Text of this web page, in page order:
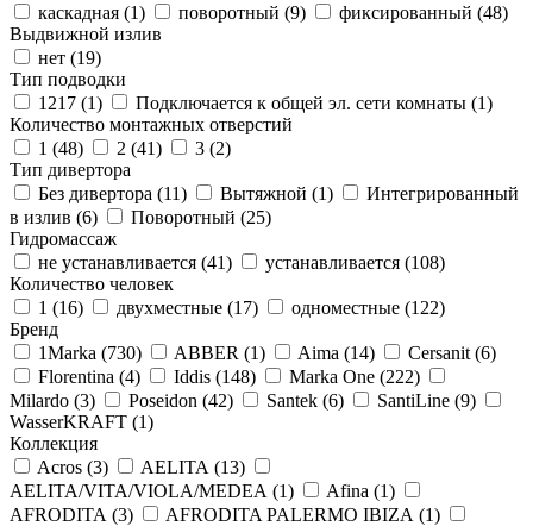
каскадная (1) поворотный (9) фиксированный (48)
Выдвижной излив
нет (19)
Тип подводки
1217 (1) Подключается к общей эл. сети комнаты (1)
Количество монтажных отверстий
1 (48) 2 (41) 3 (2)
Тип дивертора
Без дивертора (11) Вытяжной (1)
Интегрированный
в излив (6) Поворотный (25)
Гидромассаж
не устанавливается (41) устанавливается (108)
Количество человек
1 (16) двухместные (17) одноместные (122)
Бренд
1Marka (730) ABBER (1) Aima (14) Cersanit (6)
Florentina (4) Iddis (148) Marka One (222)
Milardo (3) Poseidon (42) Santek (6) SantiLine (9)
WasserKRAFT (1)
Коллекция
Acros (3) AELITA (13)
AELITA/VITA/VIOLA/MEDEA (1) Afina (1)
AFRODITA (3) AFRODITA PALERMO IBIZA (1)